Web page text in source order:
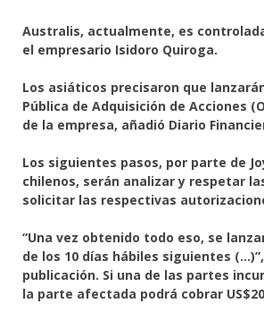
Australis, actualmente, es
el empresario Isidoro Quiroga.
Los asiáticos precisaron que
Pública de Adquisición de Acciones
de la empresa, añadió Diario
Los siguientes pasos, por parte de
chilenos, serán analizar y respetar
solicitar las respectivas
“Una vez obtenido todo eso, se
de los 10 días hábiles siguientes
publicación. Si una de las partes
la parte afectada podrá cobrar